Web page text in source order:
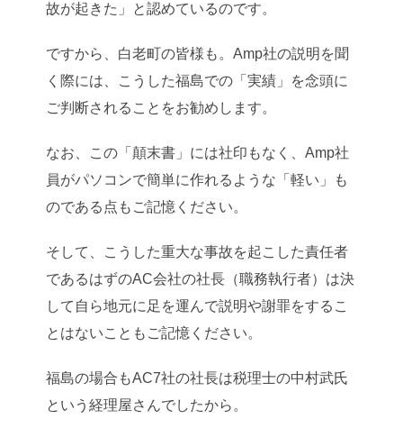
故が起きた」と認めているのです。
ですから、白老町の皆様も。Amp社の説明を聞
く際には、こうした福島での「実績」を念頭に
ご判断されることをお勧めします。
なお、この「顛末書」には社印もなく、Amp社
員がパソコンで簡単に作れるような「軽い」も
のである点もご記憶ください。
そして、こうした重大な事故を起こした責任者
であるはずのAC会社の社長（職務執行者）は決
して自ら地元に足を運んで説明や謝罪をするこ
とはないこともご記憶ください。
福島の場合もAC7社の社長は税理士の中村武氏
という経理屋さんでしたから。